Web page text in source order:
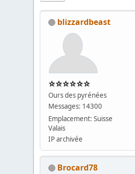
blizzardbeast
Ours des pyrénées
Messages: 14300
Emplacement: Suisse
Valais
IP archivée
Brocard78